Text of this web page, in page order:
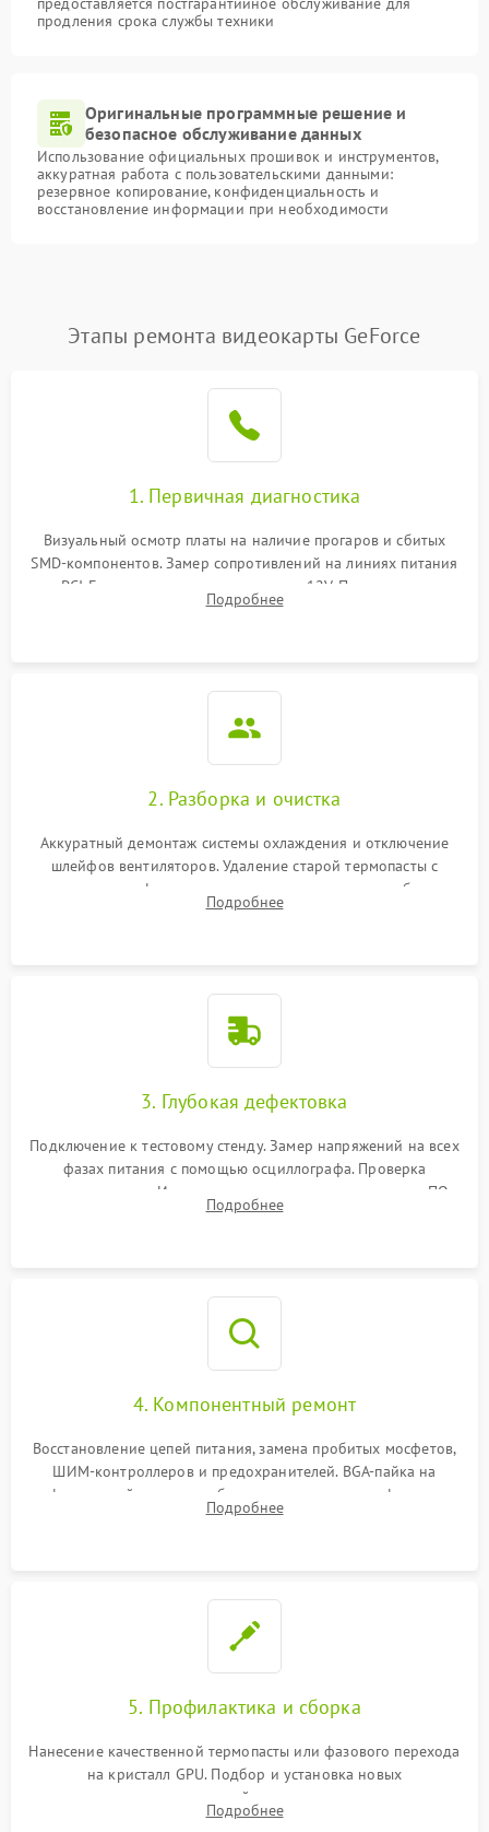
продления срока службы техники
Оригинальные программные решение и
безопасное обслуживание данных
Использование официальных прошивок и инструментов,
аккуратная работа с пользовательскими данными:
резервное копирование, конфиденциальность и
восстановление информации при необходимости
Этапы ремонта видеокарты GeForce
1. Первичная диагностика
Визуальный осмотр платы на наличие прогаров и сбитых
SMD-компонентов. Замер сопротивлений на линиях питания
PCI-E и дополнительных разъемах 12V. Проверка на
короткое замыкание основных дросселей питания GPU и
Подробнее
2. Разборка и очистка
Аккуратный демонтаж системы охлаждения и отключение
шлейфов вентиляторов. Удаление старой термопасты с
кристалла графического чипа и термопрокладок с банок
памяти и зоны VRM. Очистка платы от пыли и окислов.
Подробнее
3. Глубокая дефектовка
Подключение к тестовому стенду. Замер напряжений на всех
фазах питания с помощью осциллографа. Проверка
инициализации. Использование специализированного ПО
MATS
Подробнее
4. Компонентный ремонт
Восстановление цепей питания, замена пробитых мосфетов,
ШИМ-контроллеров и предохранителей. BGA-пайка на
инфракрасной станции реболлинг или замена графического
чипа и дефектной памяти GDDR. Прошивка BIOS
Подробнее
5. Профилактика и сборка
Нанесение качественной термопасты или фазового перехода
на кристалл GPU. Подбор и установка новых
термопрокладок правильной толщины на память и цепи
питания. Монтаж радиатора и бэкплейта, подключение и
Подробнее